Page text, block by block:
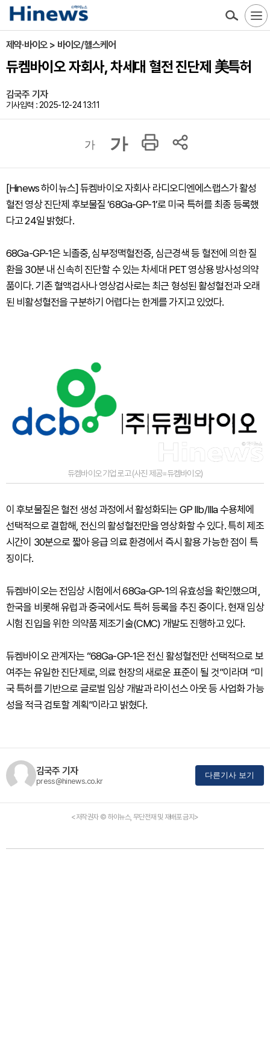
제약·바이오 > 바이오/헬스케어
듀켐바이오 자회사, 차세대 혈전 진단제 美특허
김국주 기자
기사입력 : 2025-12-24 13:11
가 가
[Hinews 하이뉴스] 듀켐바이오 자회사 라디오디엔에스랩스가 활성
혈전 영상 진단제 후보물질 ‘68Ga-GP-1’로 미국 특허를 최종 등록했
다고 24일 밝혔다.
68Ga-GP-1은 뇌졸중, 심부정맥혈전증, 심근경색 등 혈전에 의한 질
환을 30분 내 신속히 진단할 수 있는 차세대 PET 영상용 방사성의약
품이다. 기존 혈액검사나 영상검사로는 최근 형성된 활성혈전과 오래
된 비활성혈전을 구분하기 어렵다는 한계를 가지고 있었다.
듀켐바이오 기업 로고 (사진 제공=듀켐바이오)
이 후보물질은 혈전 생성 과정에서 활성화되는 GP IIb/IIIa 수용체에
선택적으로 결합해, 전신의 활성혈전만을 영상화할 수 있다. 특히 제조
시간이 30분으로 짧아 응급 의료 환경에서 즉시 활용 가능한 점이 특
징이다.
듀켐바이오는 전임상 시험에서 68Ga-GP-1의 유효성을 확인했으며,
한국을 비롯해 유럽과 중국에서도 특허 등록을 추진 중이다. 현재 임상
시험 진입을 위한 의약품 제조기술(CMC) 개발도 진행하고 있다.
듀켐바이오 관계자는 “68Ga-GP-1은 전신 활성혈전만 선택적으로 보
여주는 유일한 진단제로, 의료 현장의 새로운 표준이 될 것”이라며 “미
국 특허를 기반으로 글로벌 임상 개발과 라이선스 아웃 등 사업화 가능
성을 적극 검토할 계획”이라고 밝혔다.
김국주 기자
press@hinews.co.kr
다른기사 보기
<저작권자 © 하이뉴스, 무단전재 및 재배포 금지>